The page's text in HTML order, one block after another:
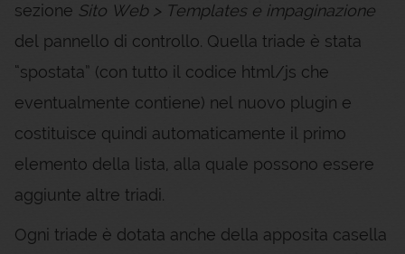
sezione Sito Web > Templates e impaginazione
del pannello di controllo. Quella triade è stata
“spostata” (con tutto il codice html/js che
eventualmente contiene) nel nuovo plugin e
costituisce quindi automaticamente il primo
elemento della lista, alla quale possono essere
aggiunte altre triadi.
Ogni triade è dotata anche della apposita casella